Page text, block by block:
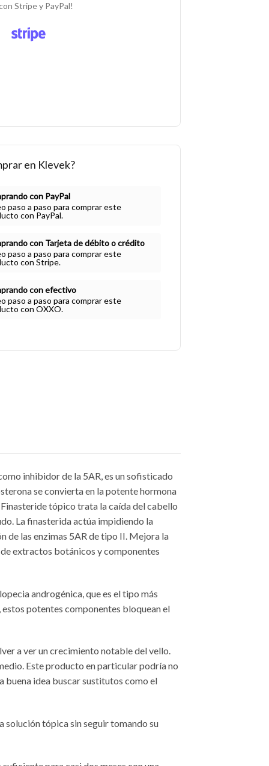
Stripe y PayPal!
en Klevek?
con PayPal
paso a paso para comprar este
con PayPal.
con Tarjeta de débito o crédito
paso a paso para comprar este
con Stripe.
con efectivo
paso a paso para comprar este
con OXXO.
inhibidor de la 5AR, es un sofisticado
se convierta en la potente hormona
tópico trata la caída del cabello
La finasterida actúa impidiendo la
de las enzimas 5AR de tipo II. Mejora la
extractos botánicos y componentes
androgénica, que es el tipo más
potentes componentes bloquean el
a ver un crecimiento notable del vello.
Este producto en particular podría no
buena idea buscar sustitutos como el
solución tópica sin seguir tomando su